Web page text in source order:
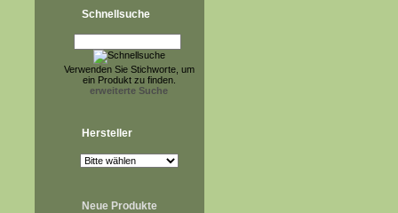
Schnellsuche
Verwenden Sie Stichworte, um
ein Produkt zu finden.
erweiterte Suche
Hersteller
Neue Produkte